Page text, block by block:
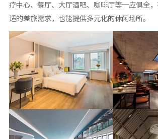
疗中心、餐厅、大厅酒吧、咖啡厅等一应俱全
适的差旅需求，也能提供多元化的休闲场所。